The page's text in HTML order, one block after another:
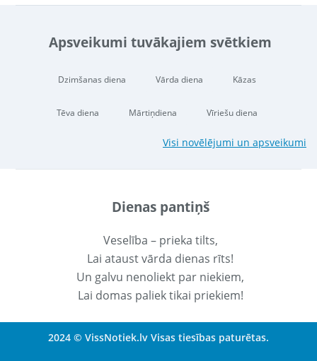
Apsveikumi tuvākajiem svētkiem
Dzimšanas diena Vārda diena Kāzas
Tēva diena Mārtiņdiena Vīriešu diena
Visi novēlējumi un apsveikumi
Dienas pantiņš
Veselība – prieka tilts,
Lai ataust vārda dienas rīts!
Un galvu nenoliekt par niekiem,
Lai domas paliek tikai priekiem!
2024 © VissNotiek.lv Visas tiesības paturētas.